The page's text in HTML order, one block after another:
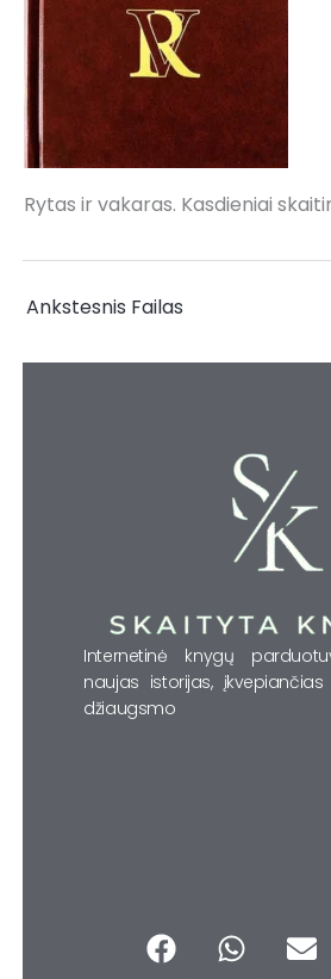
Rytas ir vakaras. Kasdieniai
Ankstesnis Failas
Internetinė knygų
naujas istorijas,
džiaugsmo
F W E